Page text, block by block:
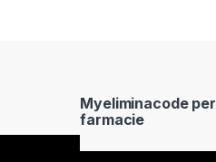
Myeliminacode per
farmacie